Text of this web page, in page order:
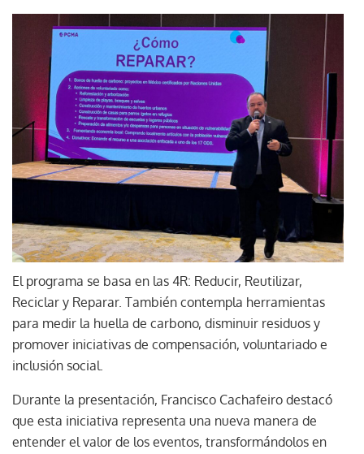
El programa se basa en las 4R: Reducir, Reutilizar,
Reciclar y Reparar. También contempla herramientas
para medir la huella de carbono, disminuir residuos y
promover iniciativas de compensación, voluntariado e
inclusión social.
Durante la presentación, Francisco Cachafeiro destacó
que esta iniciativa representa una nueva manera de
entender el valor de los eventos, transformándolos en